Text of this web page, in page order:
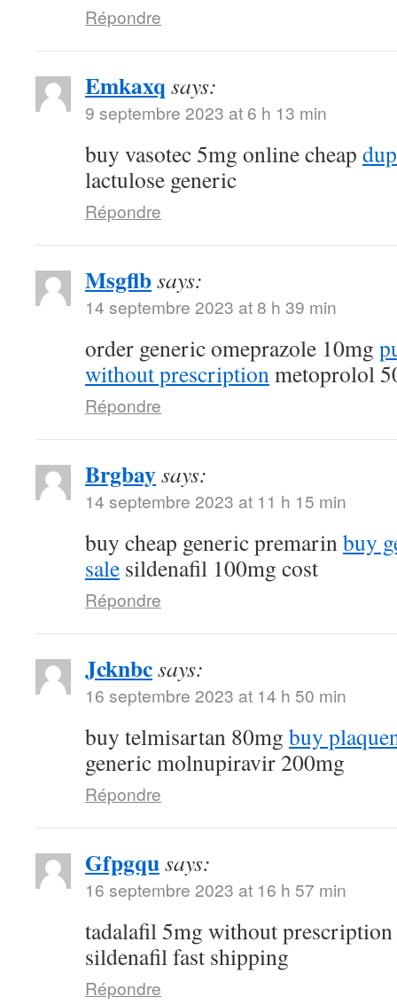
Répondre
Emkaxq says:
9 septembre 2023 at 6 h 13 min
buy vasotec 5mg online cheap
lactulose generic
Répondre
Msgflbsays:
14 septembre 2023 at 8 h 39 min
order generic omeprazole 10mg
without prescriptionmetoprolol
Répondre
Brgbaysays:
14 septembre 2023 at 11 h 15 min
buy cheap generic premarinbuy
sale sildenafil 100mg cost
Répondre
Jcknbcsays:
16 septembre 2023 at 14 h 50 min
buy telmisartan 80mg buy
generic molnupiravir 200mg
Répondre
Gfpgqusays:
16 septembre 2023 at 16 h 57 min
tadalafil 5mg without prescription
sildenafil fast shipping
Répondre